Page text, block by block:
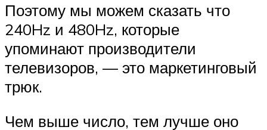
Поэтому мы можем сказать что
240Hz и 480Hz, которые
упоминают производители
телевизоров, — это маркетинговый
трюк.
Чем выше число, тем лучше оно